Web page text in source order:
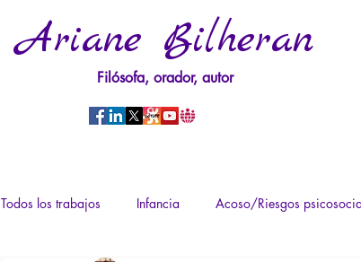
Ariane Bilheran
Filósofa, orador, autor
Todos los trabajos Infancia Acoso/Riesgos